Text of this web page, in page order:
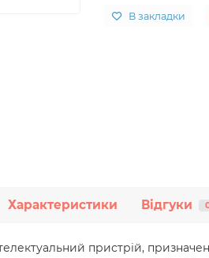
В закладки
Характеристики Відгуки
пристрій,